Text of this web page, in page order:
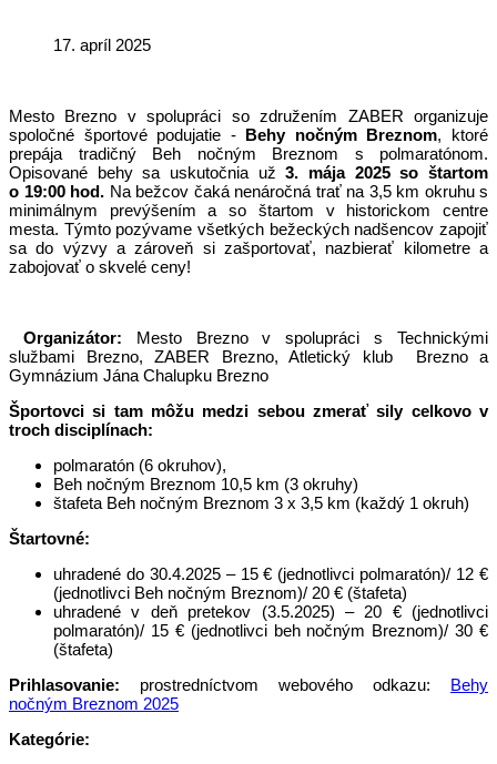
17. apríl 2025
Mesto Brezno v spolupráci so združením ZABER organizuje
spoločné športové podujatie - Behy nočným Breznom, ktoré
prepája tradičný Beh nočným Breznom s polmaratónom.
Opisované behy sa uskutočnia už3. mája 2025 so štartom
o 19:00 hod. Na bežcov čaká nenáročná trať na 3,5 km okruhu s
minimálnym prevýšením a so štartom v historickom centre
mesta. Týmto pozývame všetkých bežeckých nadšencov zapojiť
sa do výzvy a zároveň si zašportovať, nazbierať kilometre a
zabojovať o skvelé ceny!
Organizátor: Mesto Brezno v spolupráci s Technickými
službami Brezno, ZABER Brezno, Atletický klub Brezno a
Gymnázium Jána Chalupku Brezno
Športovci si tam môžu medzi sebou zmerať sily celkovo v
troch disciplínach:
polmaratón (6 okruhov),
Beh nočným Breznom 10,5 km (3 okruhy)
štafeta Beh nočným Breznom 3 x 3,5 km (každý 1 okruh)
Štartovné:
uhradené do 30.4.2025 – 15 € (jednotlivci polmaratón)/ 12 €
(jednotlivci Beh nočným Breznom)/ 20 € (štafeta)
uhradené v deň pretekov (3.5.2025) – 20 € (jednotlivci
polmaratón)/ 15 € (jednotlivci beh nočným Breznom)/ 30 €
(štafeta)
Prihlasovanie: prostredníctvom webového odkazu: Behy
nočným Breznom 2025
Kategórie: